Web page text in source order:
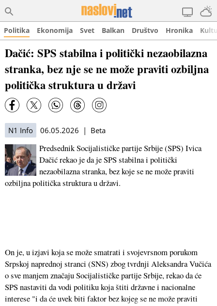
Politika Ekonomija Svet Balkan Društvo Hronika
Dačić: SPS stabilna i politički nezaobilazna
stranka, bez nje se ne može praviti ozbiljna
politička struktura u državi
N1 Info 06.05.2026 | Beta
Predsednik Socijalističke partije Srbije (SPS) Ivica
Dačić rekao je da je SPS stabilna i politički
nezaobilazna stranka, bez koje se ne može praviti
ozbiljna politička struktura u državi.
On je, u izjavi koja se može smatrati i svojevrsnom porukom
Srpskoj naprednoj stranci (SNS) zbog tvrdnji Aleksandra Vučića
o sve manjem značaju Socijalističke partije Srbije, rekao da će
SPS nastaviti da vodi politiku koja štiti državne i nacionalne
interese "i da će uvek biti faktor bez kojeg se ne može praviti